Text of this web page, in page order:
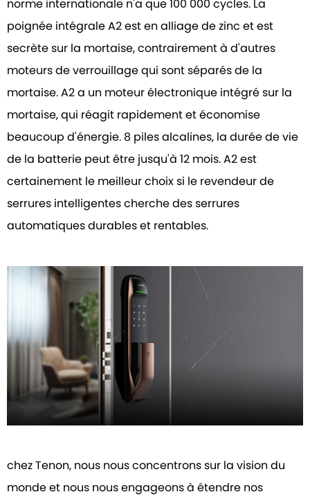
norme internationale n'a que 100 000 cycles. La
poignée intégrale A2 est en alliage de zinc et est
secrète sur la mortaise, contrairement à d'autres
moteurs de verrouillage qui sont séparés de la
mortaise. A2 a un moteur électronique intégré sur la
mortaise, qui réagit rapidement et économise
beaucoup d'énergie. 8 piles alcalines, la durée de vie
de la batterie peut être jusqu'à 12 mois. A2 est
certainement le meilleur choix si le revendeur de
serrures intelligentes cherche des serrures
automatiques durables et rentables.
chez Tenon, nous nous concentrons sur la vision du
monde et nous nous engageons à étendre nos